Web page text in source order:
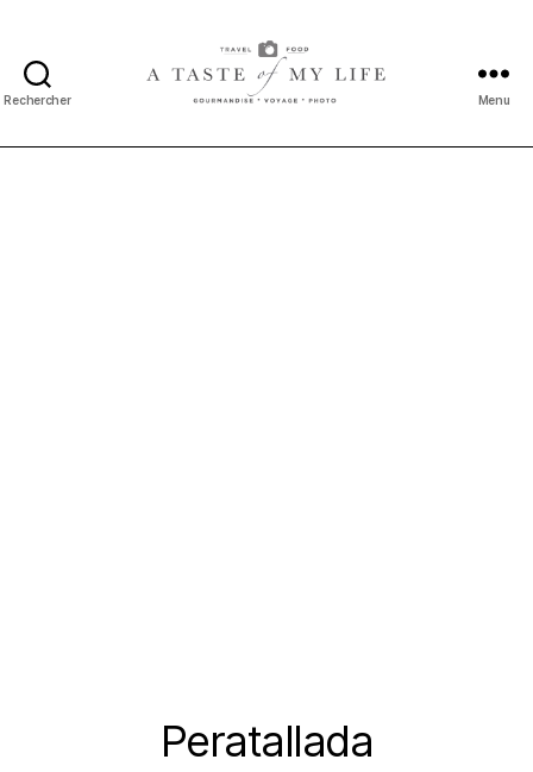
Rechercher
taste
Menu
Catégories
Peratallada